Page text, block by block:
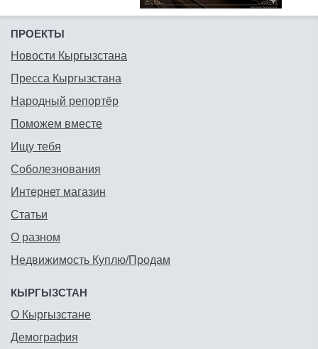
ПРОЕКТЫ
Новости Кыргызстана
Пресса Кыргызстана
Народный репортёр
Поможем вместе
Ищу тебя
Соболезнования
Интернет магазин
Статьи
О разном
Недвижимость Куплю/Продам
КЫРГЫЗСТАН
О Кыргызстане
Демография